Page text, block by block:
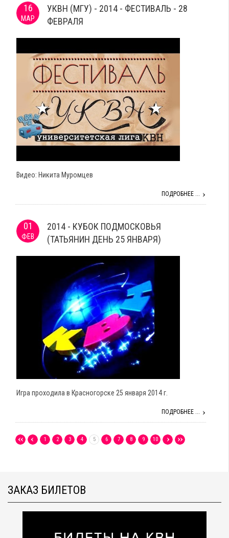
16
МАР
УКВН (МГУ) - 2014 - ФЕСТИВАЛЬ - 28
ФЕВРАЛЯ
Видео: Никита Муромцев
ПОДРОБНЕЕ ...
01
ФЕВ
2014 - КУБОК ПОДМОСКОВЬЯ
(ТАТЬЯНИН ДЕНЬ 25 ЯНВАРЯ)
Игра проходила в Красногорске 25 января 2014 г.
ПОДРОБНЕЕ ...
1 2 3 4 5 6 7 8 9 10
ЗАКАЗ БИЛЕТОВ